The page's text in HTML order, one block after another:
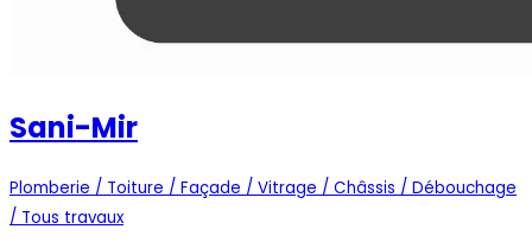
Sani-Mir
Plomberie / Toiture / Façade / Vitrage / Châssis / Débouchage
/ Tous travaux